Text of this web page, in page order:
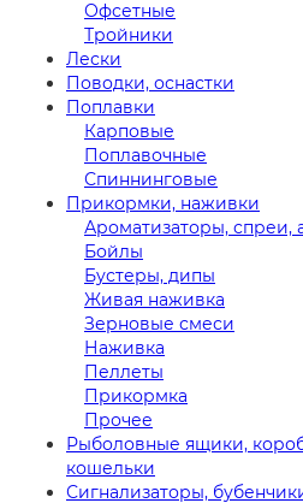
Офсетные
Тройники
Лески
Поводки, оснастки
Поплавки
Карповые
Поплавочные
Спиннинговые
Прикормки, наживки
Ароматизаторы, спреи,
Бойлы
Бустеры, дипы
Живая наживка
Зерновые смеси
Наживка
Пеллеты
Прикормка
Прочее
Рыболовные ящики,
кошельки
Сигнализаторы,